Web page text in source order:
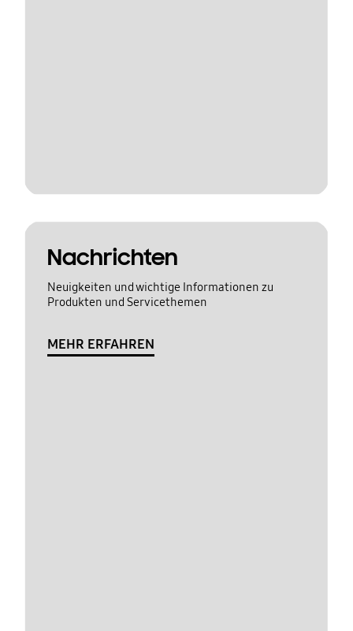
Nachrichten
Neuigkeiten und wichtige Informationen zu
Produkten und Servicethemen
MEHR ERFAHREN